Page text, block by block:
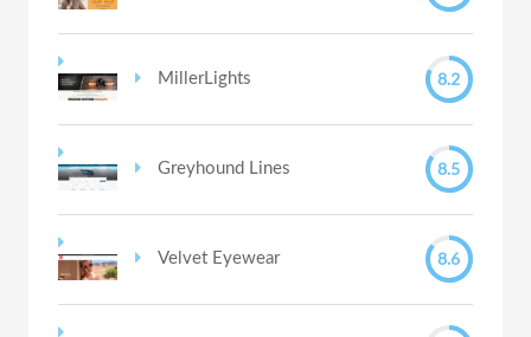
MillerLights 8.2
Greyhound Lines 8.5
Velvet Eyewear 8.6